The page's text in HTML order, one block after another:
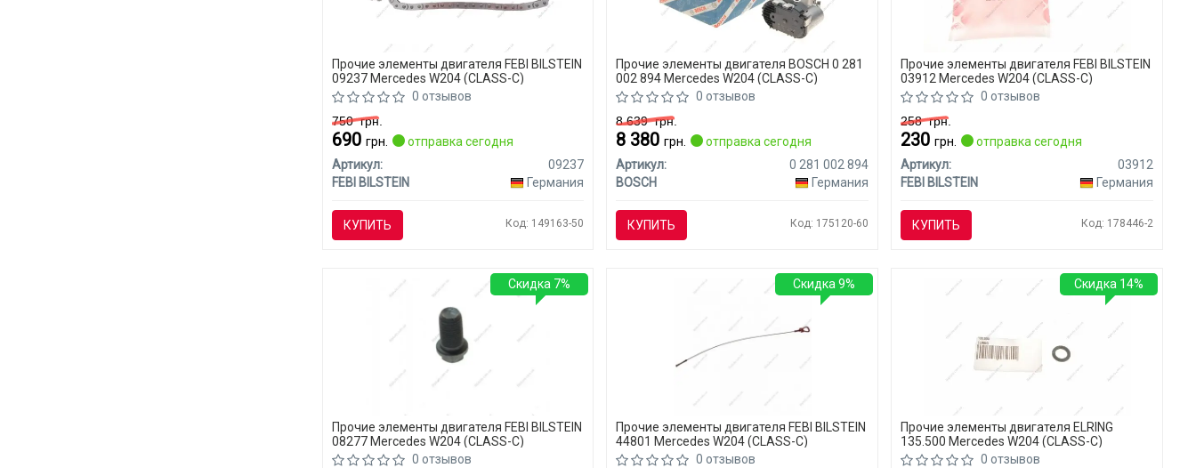
Прочие элементы двигателя FEBI BILSTEIN
09237 Mercedes W204 (CLASS-C)
0 отзывов
750грн.
690 грн.
отправка сегодня
Артикул:
09237
FEBI BILSTEIN
Германия
КУПИТЬ Код: 149163-50
Прочие элементы двигателя BOSCH 0 281
002 894 Mercedes W204 (CLASS-C)
0 отзывов
8 639грн.
8 380грн.
отправка сегодня
Артикул:
0 281 002 894
BOSCH
Германия
КУПИТЬ Код: 175120-60
Прочие элементы двигателя FEBI BILSTEIN
03912 Mercedes W204 (CLASS-C)
0 отзывов
258грн.
230грн.
отправка сегодня
Артикул:
03912
FEBI BILSTEIN
Германия
КУПИТЬ Код: 178446-2
Прочие элементы двигателя FEBI BILSTEIN
08277 Mercedes W204 (CLASS-C)
0 отзывов
Скидка 7%
Прочие элементы двигателя FEBI BILSTEIN
44801 Mercedes W204 (CLASS-C)
0 отзывов
Скидка 9%
Прочие элементы двигателя ELRING
135.500 Mercedes W204 (CLASS-C)
0 отзывов
Скидка 14%